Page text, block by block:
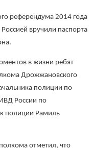
референдума 2014 года
вручили паспорта
в жизни ребят
Дрожжановского
полиции по
России по
полиции Рамиль
отметил, что